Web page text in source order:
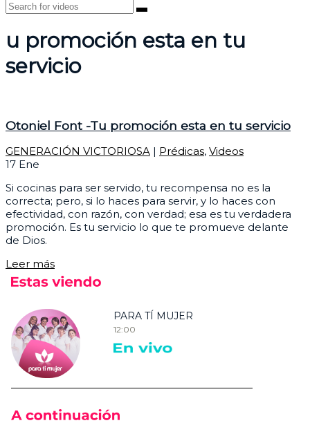
u promoción esta en tu
servicio
Otoniel Font -Tu promoción esta en tu servicio
GENERACIÓN VICTORIOSA | Prédicas, Videos
17 Ene
Si cocinas para ser servido, tu recompensa no es la
correcta; pero, si lo haces para servir, y lo haces con
efectividad, con razón, con verdad; esa es tu verdadera
promoción. Es tu servicio lo que te promueve delante
de Dios.
Leer más